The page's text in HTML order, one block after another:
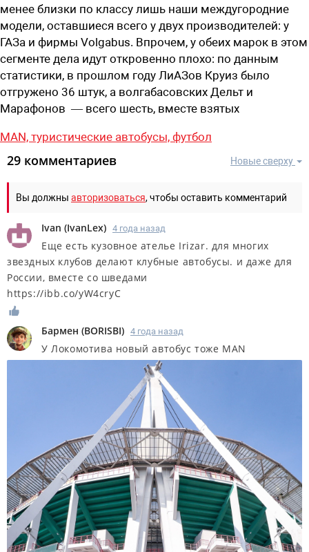
менее близки по классу лишь наши междугородние
модели, оставшиеся всего у двух производителей: у
ГАЗа и фирмы Volgabus. Впрочем, у обеих марок в этом
сегменте дела идут откровенно плохо: по данным
статистики, в прошлом году ЛиАЗов Круиз было
отгружено 36 штук, а волгабасовских Дельт и
Марафонов — всего шесть, вместе взятых
MAN, туристические автобусы, футбол
Новые сверху
29 комментариев
Вы должны авторизоваться, чтобы оставить комментарий
Ivan (IvanLex) 4 года назад
Еще есть кузовное ателье Irizar. для многих
звездных клубов делают клубные автобусы. и даже для
России, вместе со шведами
https://ibb.co/yW4cryC
Бармен (BORISBI) 4 года назад
У Локомотива новый автобус тоже MAN